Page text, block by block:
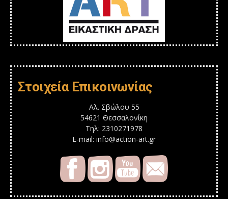
Στοιχεία Επικοινωνίας
Αλ. Σβώλου 55
54621 Θεσσαλονίκη
Τηλ: 2310271978
E-mail: info@action-art.gr